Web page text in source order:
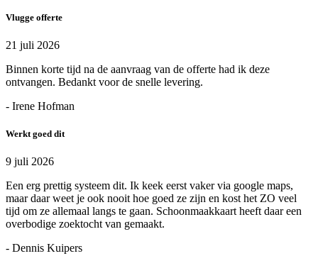
Vlugge offerte
21 juli 2026
Binnen korte tijd na de aanvraag van de offerte had ik deze
ontvangen. Bedankt voor de snelle levering.
- Irene Hofman
Werkt goed dit
9 juli 2026
Een erg prettig systeem dit. Ik keek eerst vaker via google maps,
maar daar weet je ook nooit hoe goed ze zijn en kost het ZO veel
tijd om ze allemaal langs te gaan. Schoonmaakkaart heeft daar een
overbodige zoektocht van gemaakt.
- Dennis Kuipers